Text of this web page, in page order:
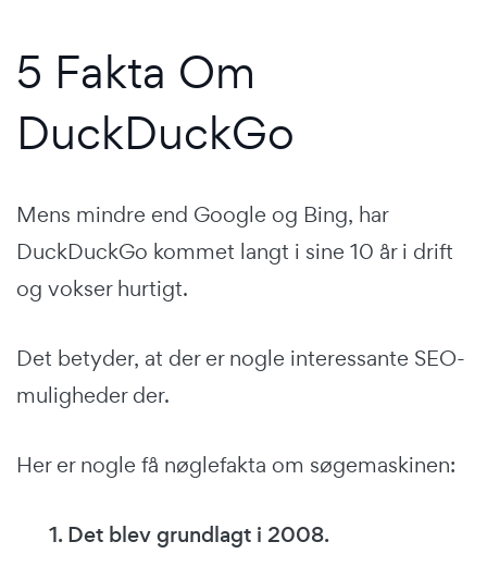
5 Fakta Om
DuckDuckGo
Mens mindre end Google og Bing, har
DuckDuckGo kommet langt i sine 10 år i drift
og vokser hurtigt.
Det betyder, at der er nogle interessante SEO-
muligheder der.
Her er nogle få nøglefakta om søgemaskinen:
1. Det blev grundlagt i 2008.